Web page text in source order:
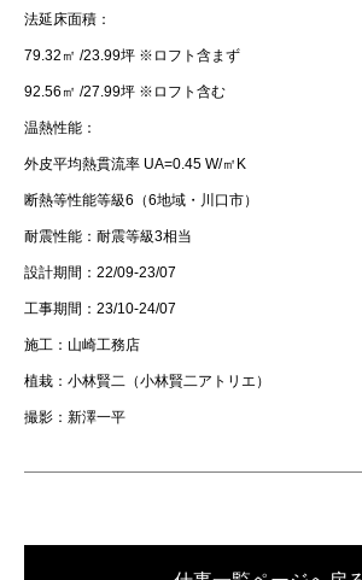
法延床面積：
79.32㎡ /23.99坪 ※ロフト含まず
92.56㎡ /27.99坪 ※ロフト含む
温熱性能：
外皮平均熱貫流率 UA=0.45 W/㎡K
断熱等性能等級6（6地域・川口市）
耐震性能：耐震等級3相当
設計期間：22/09-23/07
工事期間：23/10-24/07
施工：山崎工務店
植栽：小林賢二（小林賢二アトリエ）
撮影：新澤一平